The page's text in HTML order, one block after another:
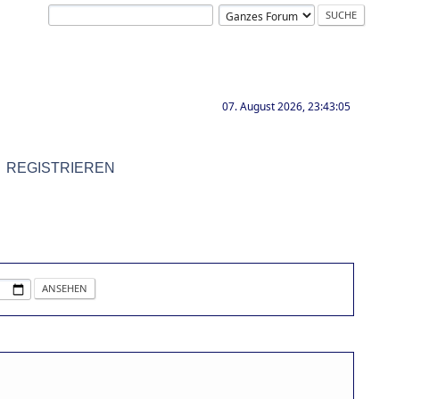
07. August 2026, 23:43:05
REGISTRIEREN